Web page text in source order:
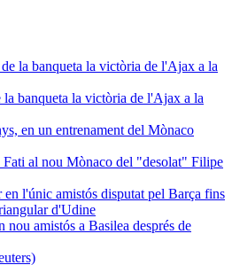
la banqueta la victòria de l'Ajax a la
Fati al nou Mònaco del "desolat" Filipe
nou amistós a Basilea després de